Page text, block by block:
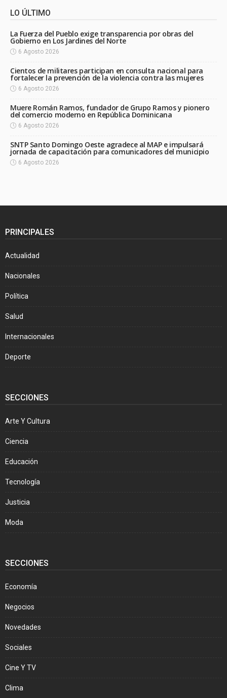
LO ÚLTIMO
La Fuerza del Pueblo exige transparencia por obras del
Gobierno en Los Jardines del Norte
6 Agosto 2026
Cientos de militares participan en consulta nacional para
fortalecer la prevención de la violencia contra las mujeres
6 Agosto 2026
Muere Román Ramos, fundador de Grupo Ramos y pionero
del comercio moderno en República Dominicana
6 Agosto 2026
SNTP Santo Domingo Oeste agradece al MAP e impulsará
jornada de capacitación para comunicadores del municipio
6 Agosto 2026
PRINCIPALES
Actualidad
Nacionales
Política
Salud
Internacionales
Deporte
SECCIONES
Arte Y Cultura
Ciencia
Educación
Tecnología
Justicia
Moda
SECCIONES
Economía
Negocios
Novedades
Sociales
Cine Y TV
Clima